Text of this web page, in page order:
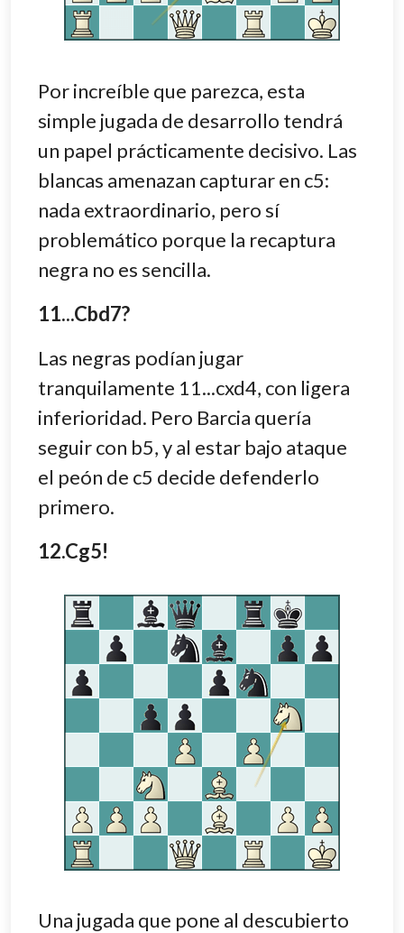
Por increíble que parezca, esta
simple jugada de desarrollo tendrá
un papel prácticamente decisivo. Las
blancas amenazan capturar en c5:
nada extraordinario, pero sí
problemático porque la recaptura
negra no es sencilla.
11...Cbd7?
Las negras podían jugar
tranquilamente 11...cxd4, con ligera
inferioridad. Pero Barcia quería
seguir con b5, y al estar bajo ataque
el peón de c5 decide defenderlo
primero.
12.Cg5!
Una jugada que pone al descubierto